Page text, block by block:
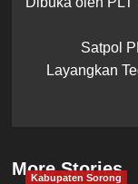
Satpol
Layangkan
More Stories
Kabupaten Sorong